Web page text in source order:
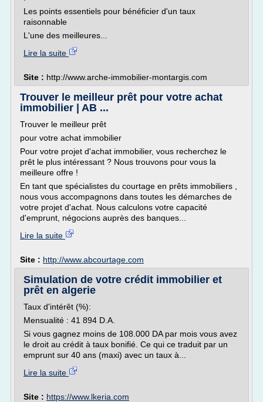
Les points essentiels pour bénéficier d'un taux
raisonnable
L'une des meilleures...
Lire la suite
Site : http://www.arche-immobilier-montargis.com
Trouver le meilleur prêt pour votre achat
immobilier | AB ...
Trouver le meilleur prêt
pour votre achat immobilier
Pour votre projet d'achat immobilier, vous recherchez le
prêt le plus intéressant ? Nous trouvons pour vous la
meilleure offre !
En tant que spécialistes du courtage en prêts immobiliers ,
nous vous accompagnons dans toutes les démarches de
votre projet d'achat. Nous calculons votre capacité
d'emprunt, négocions auprès des banques...
Lire la suite
Site : http://www.abcourtage.com
Simulation de votre crédit immobilier et
prêt en algerie
Taux d'intérêt (%):
Mensualité : 41 894 D.A.
Si vous gagnez moins de 108.000 DA par mois vous avez
le droit au crédit à taux bonifié. Ce qui ce traduit par un
emprunt sur 40 ans (maxi) avec un taux à...
Lire la suite
Site : https://www.lkeria.com